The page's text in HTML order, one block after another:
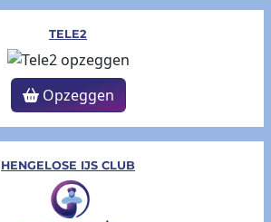
TELE2
Opzeggen
HENGELOSE IJS CLUB